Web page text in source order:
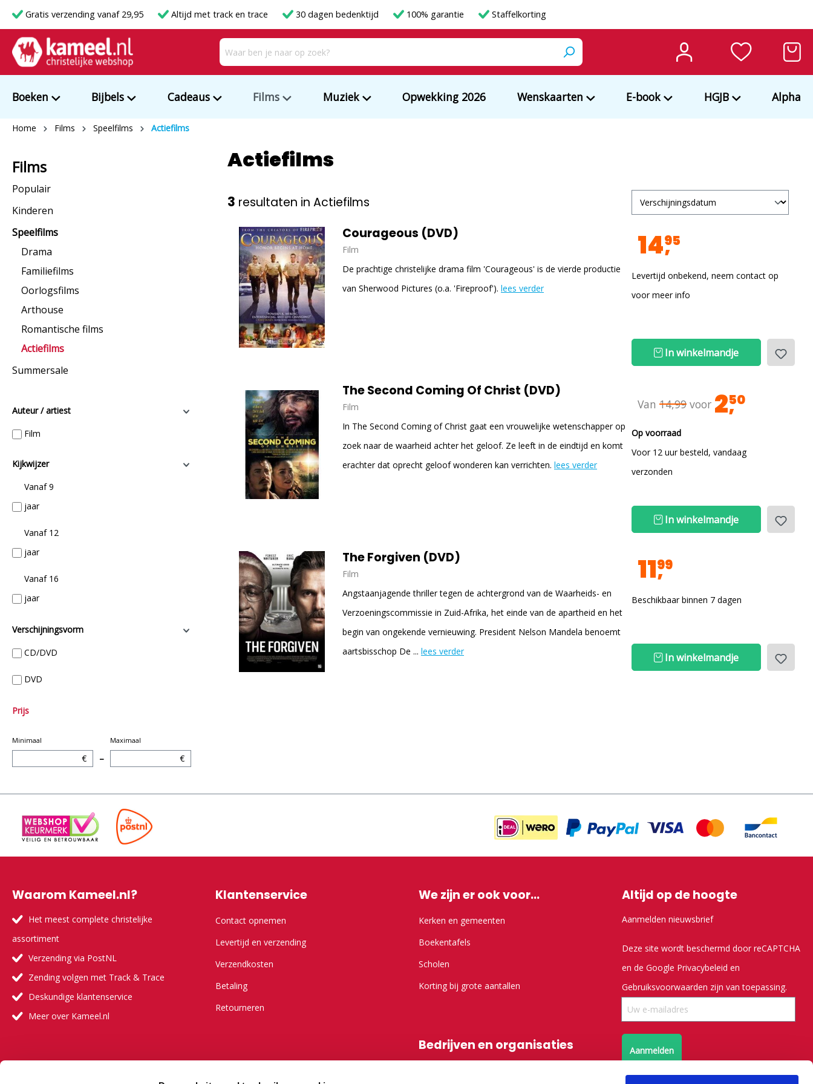
Gratis verzending vanaf 29,95 Altijd met track en trace 30 dagen bedenktijd 100% garantie Staffelkorting
Boeken Bijbels Cadeaus Films Muziek Opwekking 2026 Wenskaarten E-book HGJB Alpha
Home Films Speelfilms Actiefilms
Films
Populair
Kinderen
Speelfilms
Drama
Familiefilms
Oorlogsfilms
Arthouse
Romantische films
Actiefilms
Summersale
Auteur / artiest
Film
Kijkwijzer
Vanaf 9
jaar
Vanaf 12
jaar
Vanaf 16
jaar
Verschijningsvorm
CD/DVD
DVD
Prijs
Minimaal
€ –
Maximaal
€
Actiefilms
3 resultaten in Actiefilms
Courageous (DVD)
Film
De prachtige christelijke drama film 'Courageous' is de vierde productie
van Sherwood Pictures (o.a. 'Fireproof'). lees verder
1495
Levertijd onbekend, neem contact op
voor meer info
In winkelmandje
The Second Coming Of Christ (DVD)
Film
In The Second Coming of Christ gaat een vrouwelijke wetenschapper op
zoek naar de waarheid achter het geloof. Ze leeft in de eindtijd en komt
erachter dat oprecht geloof wonderen kan verrichten. lees verder
Van 14,99 voor 250
Op voorraad
Voor 12 uur besteld, vandaag
verzonden
In winkelmandje
The Forgiven (DVD)
Film
Angstaanjagende thriller tegen de achtergrond van de Waarheids- en
Verzoeningscommissie in Zuid-Afrika, het einde van de apartheid en het
begin van ongekende vernieuwing. President Nelson Mandela benoemt
aartsbisschop De ... lees verder
1199
Beschikbaar binnen 7 dagen
In winkelmandje
Waarom Kameel.nl?
Het meest complete christelijke
assortiment
Verzending via PostNL
Zending volgen met Track & Trace
Deskundige klantenservice
Meer over Kameel.nl
Klantenservice
Contact opnemen
Levertijd en verzending
Verzendkosten
Betaling
Retourneren
We zijn er ook voor...
Kerken en gemeenten
Boekentafels
Scholen
Korting bij grote aantallen
Bedrijven en organisaties
Altijd op de hoogte
Aanmelden nieuwsbrief
Deze site wordt beschermd door reCAPTCHA
en de Google Privacybeleid en
Gebruiksvoorwaarden zijn van toepassing.
Aanmelden